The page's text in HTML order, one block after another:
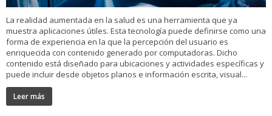
La realidad aumentada en la salud es una herramienta que ya
muestra aplicaciones útiles. Esta tecnología puede definirse como una
forma de experiencia en la que la percepción del usuario es
enriquecida con contenido generado por computadoras. Dicho
contenido está diseñado para ubicaciones y actividades específicas y
puede incluir desde objetos planos e información escrita, visual...
Leer más